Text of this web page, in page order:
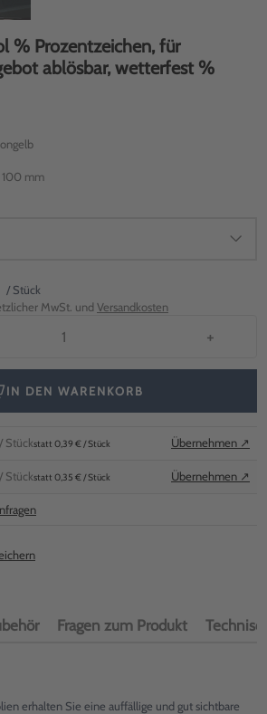
% Prozentzeichen, für
ablösbar, wetterfest %
100 mm
/ Stück
MwSt. und Versandkosten
+
IN DEN WARENKORB
/ Stückstatt 0,39 € / Stück Übernehmen ↗
/ Stückstatt 0,35 € / Stück Übernehmen ↗
Fragen zum Produkt
erhalten Sie eine auffällige und gut sichtbare